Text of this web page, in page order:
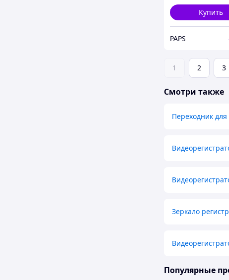
Купить
PAPS
1 2 3
Смотри также
Переходник
Зеркало
Популярные